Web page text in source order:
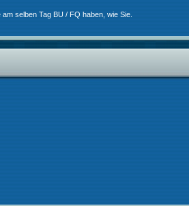
selben Tag BU / FQ haben, wie Sie.